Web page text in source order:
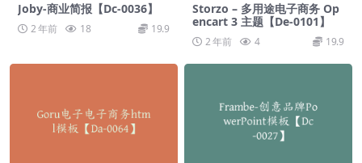
Joby-商业简报【Dc-0036】
2 年前 18 19.9
Storzo – 多用途电子商务 Op
encart 3 主题【De-0101】
2 年前 4 19.9